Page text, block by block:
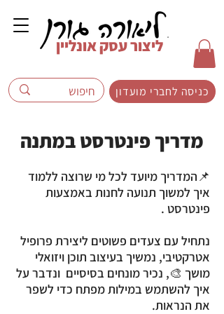
כניסה לחברי מועדון
ליצור עסק אונליין
מדריך פינטרסט במתנה
📌המדריך מיועד לכל מי שרוצה ללמוד
איך למשוך תנועה לחנות באמצעות
פינטרסט .
נתחיל עם צעדים פשוטים ליצירת פרופיל
אטרקטיבי, נמשיך בעיצוב תוכן ויזואלי
מושך 🎨, נכיר מונחים בסיסיים ונדבר על
איך להשתמש במילות מפתח כדי לשפר
את הנראות.